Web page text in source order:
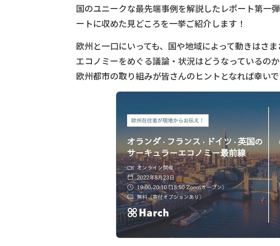
国のユニークな最先端事例を解説したレポート第一
ートに収めた見どころを一挙ご紹介します！
欧州と一口にいっても、国や地域によって動きはさ
エコノミーをめぐる議論・状況はどうなっているの
欧州都市の取り組みが皆さんのヒントとなれば幸いで